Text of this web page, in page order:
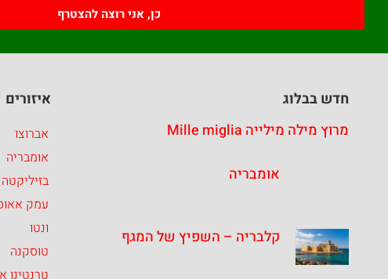
כן, אני רוצה להצטרף
חדש בבלוג
מרוץ מילה מילייה Mille miglia
אומבריה
קלבריה – השפיץ של המגף
איזורים
אברוצו
אומבריה
בזיליקטה
עמק
ונטו
טוסקנה
טרנטינו